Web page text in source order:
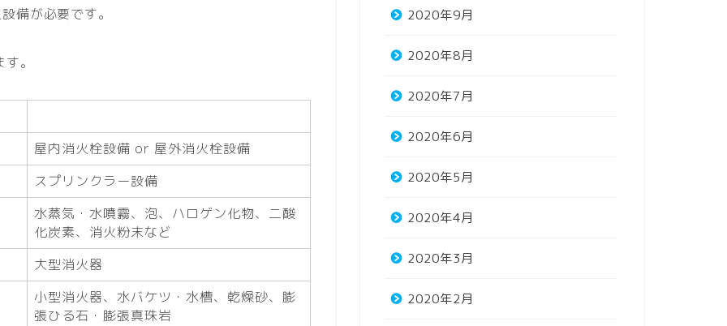
備が必要です。
。
屋内消火栓設備 or 屋外消火栓設備
スプリンクラー設備
水蒸気・水噴霧、泡、ハロゲン化物、二酸
化炭素、消火粉末など
大型消火器
小型消火器、水バケツ・水槽、乾燥砂、膨
張ひる石・膨張真珠岩
2020年9月
2020年8月
2020年7月
2020年6月
2020年5月
2020年4月
2020年3月
2020年2月